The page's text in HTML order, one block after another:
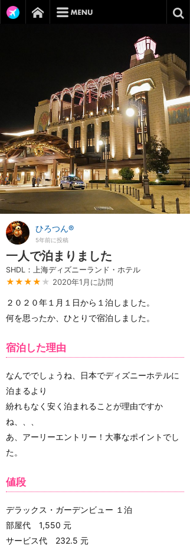
ひろつん®
5年前に投稿
一人で泊まりました
SHDL：上海ディズニーランド・ホテル
★★★★ ★ 2020年1月に訪問
２０２０年１月１日から１泊しました。
何を思ったか、ひとりで宿泊しました。
宿泊した理由
なんででしょうね、日本でディズニーホテルに
泊まるより
紛れもなく安く泊まれることが理由ですか
ね、、、
あ、アーリーエントリー！大事なポイントでし
た。
値段
デラックス・ガーデンビュー １泊
部屋代 1,550 元
サービス代 232.5 元